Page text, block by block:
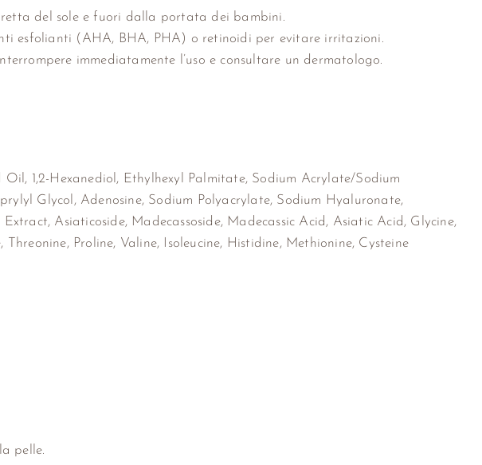
del sole e fuori dalla portata dei bambini.
esfolianti (AHA, BHA, PHA) o retinoidi per evitare irritazioni.
immediatamente l’uso e consultare un dermatologo.
1,2-Hexanediol, Ethylhexyl Palmitate, Sodium Acrylate/Sodium
Glycol, Adenosine, Sodium Polyacrylate, Sodium Hyaluronate,
Asiaticoside, Madecassoside, Madecassic Acid, Asiatic Acid, Glycine,
Proline, Valine, Isoleucine, Histidine, Methionine, Cysteine
pelle.